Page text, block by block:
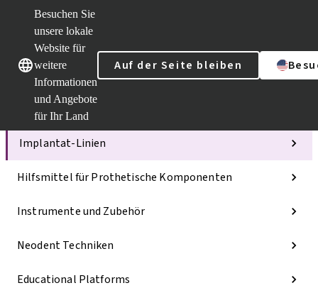
Besuchen Sie
unsere lokale
Website für
weitere
Informationen
und Angebote
für Ihr Land
Auf der Seite bleiben
Unsere MarkenUnsere Marken
Kategorien
Implantat-Linien
Hilfsmittel für Prothetische Komponenten
Instrumente und Zubehör
Neodent Techniken
Educational Platforms